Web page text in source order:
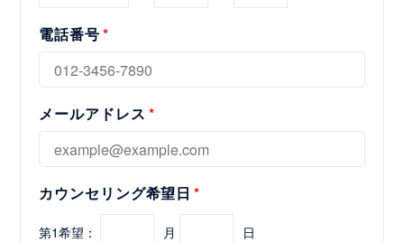
電話番号
メールアドレス
カウンセリング希望日
第1希望： 月 日